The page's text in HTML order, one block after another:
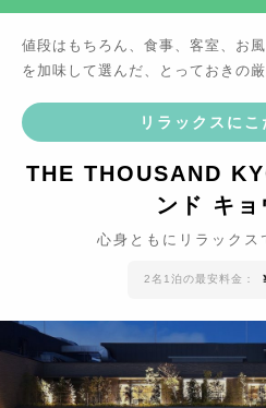
値段はもちろん、食事、客室、お
を加味して選んだ、とっておきの厳
リラックスにこ
THE THOUSAND
ンド キョ
心身ともにリラックス
2名1泊の最安料金：